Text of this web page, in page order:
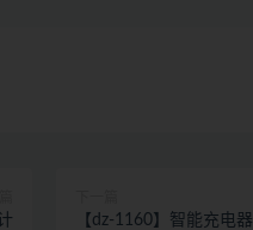
【dz-1160】智能充电器